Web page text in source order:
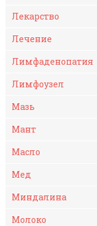
Лекарство
Лечение
Лимфаденопатия
Лимфоузел
Мазь
Мант
Масло
Мед
Миндалина
Молоко